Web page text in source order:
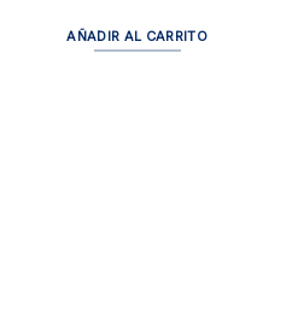
AÑADIR AL CARRITO